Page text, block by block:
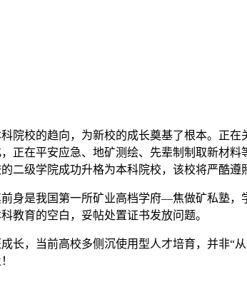
校的趋向，为新校的成长奠基了根本。正在
正在平安应急、地矿测绘、先辈制制取新材
级学院成功升格为本科院校，该校将严酷遵
是我国第一所矿业高档学府—焦做矿私塾，
教育的空白，妥帖处置证书发放问题。
，当前高校多侧沉使用型人才培育，并非“